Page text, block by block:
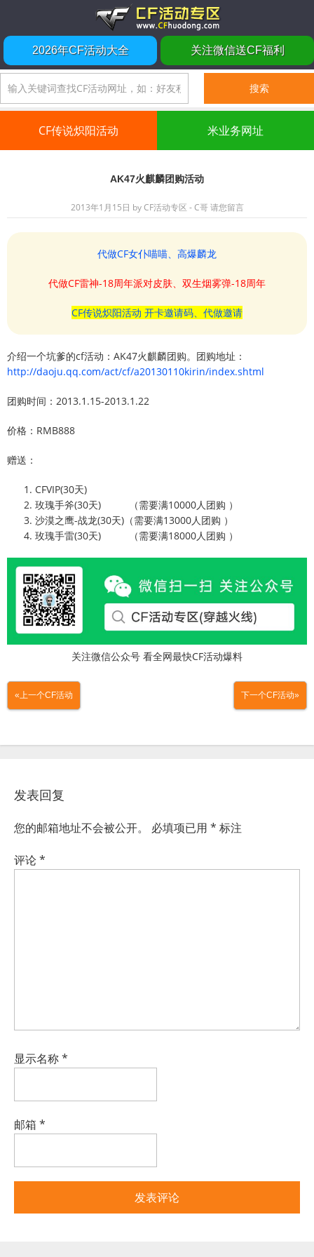
2026年CF活动大全 关注微信送CF福利
CF传说炽阳活动 米业务网址
AK47火麒麟团购活动
2013年1月15日 byCF活动专区 - C哥 请您留言
代做CF女仆喵喵、高爆麟龙
代做CF雷神-18周年派对皮肤、双生烟雾弹-18周年
CF传说炽阳活动 开卡邀请码、代做邀请
介绍一个坑爹的cf活动：AK47火麒麟团购。团购地址：
http://daoju.qq.com/act/cf/a20130110kirin/index.shtml
团购时间：2013.1.15-2013.1.22
价格：RMB888
赠送：
CFVIP(30天)
玫瑰手斧(30天) （需要满10000人团购 ）
沙漠之鹰-战龙(30天)（需要满13000人团购 ）
玫瑰手雷(30天) （需要满18000人团购 ）
关注微信公众号 看全网最快CF活动爆料
«上一个CF活动 下一个CF活动»
发表回复
您的邮箱地址不会被公开。 必填项已用 * 标注
评论*
显示名称*
邮箱 *